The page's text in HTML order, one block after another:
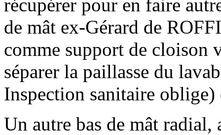
récupérer pour en faire
de mât ex-Gérard de
comme support de cloison
séparer la paillasse du
Inspection sanitaire
Un autre bas de mât